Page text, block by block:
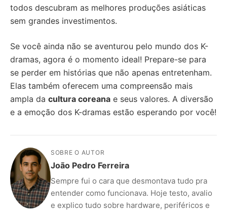
todos descubram as melhores produções asiáticas
sem grandes investimentos.
Se você ainda não se aventurou pelo mundo dos K-
dramas, agora é o momento ideal! Prepare-se para
se perder em histórias que não apenas entretenham.
Elas também oferecem uma compreensão mais
ampla da cultura coreana e seus valores. A diversão
e a emoção dos K-dramas estão esperando por você!
SOBRE O AUTOR
João Pedro Ferreira
Sempre fui o cara que desmontava tudo pra
entender como funcionava. Hoje testo, avalio
e explico tudo sobre hardware, periféricos e